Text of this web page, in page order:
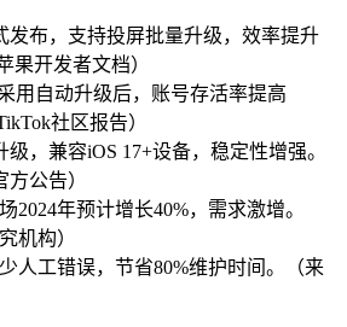
发布，支持投屏批量升级，效率提升
果开发者文档）
用自动升级后，账号存活率提高
社区报告）
级，兼容iOS 17+设备，稳定性增强。
方公告）
2024年预计增长40%，需求激增。
机构）
人工错误，节省80%维护时间。（来